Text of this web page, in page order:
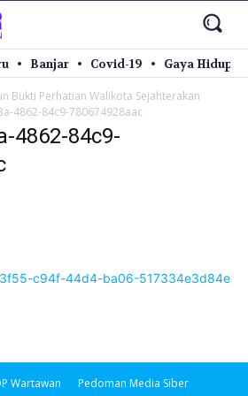
Banjar Covid-19 Gaya Hidup
Bukti Perhatian Walikota Sejahterakan
4862-84c9-780674928aac
4862-84c9-
Wartawan Pedoman Media Siber